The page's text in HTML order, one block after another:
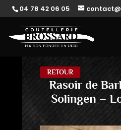
04 78 42 06 05
RETOUR
Rasoir de
Solingen –